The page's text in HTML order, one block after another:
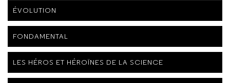
ÉVOLUTION
FONDAMENTAL
LES HÉROS ET HÉROÏNES DE LA SCIENCE